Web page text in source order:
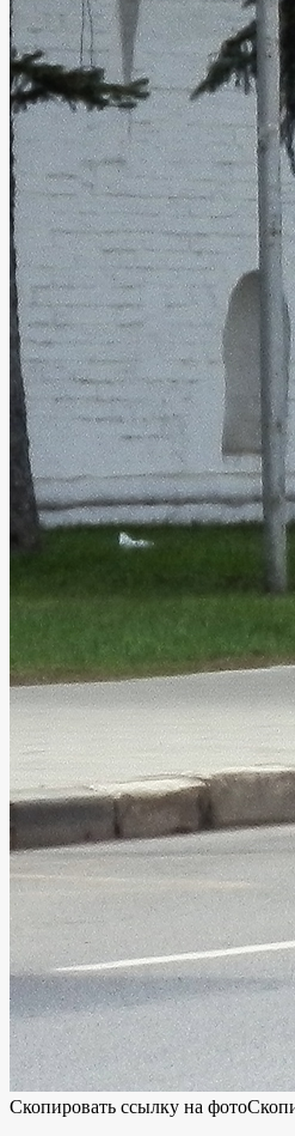
Скопировать ссылку на фото